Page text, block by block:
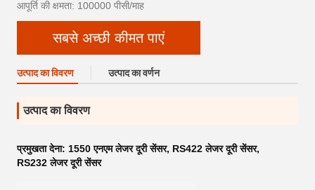
आपूर्ति की क्षमता: 100000 पीसी/माह
सबसे अच्छी कीमत पाएं
उत्पाद का विवरण उत्पाद का वर्णन
उत्पाद का विवरण
प्रमुखता देना: 1550 एनएम लेजर दूरी सेंसर, RS422 लेजर दूरी सेंसर,
RS232 लेजर दूरी सेंसर